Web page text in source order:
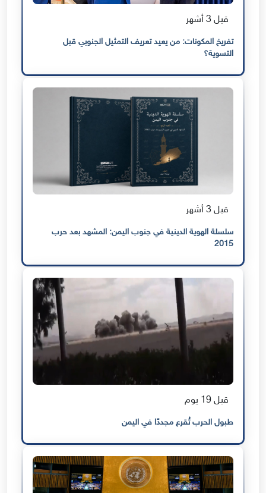
قبل 3 أشهر
تفريخ المكونات: من يعيد تعريف التمثيل الجنوبي قبل
التسوية؟
قبل 3 أشهر
سلسلة الهوية الدينية في جنوب اليمن: المشهد بعد حرب
2015
قبل 19 يوم
طبول الحرب تُقرع مجددًا في اليمن